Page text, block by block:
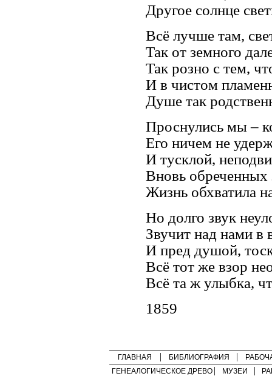
Другое солнце
Всё лучше там,
Так от земного
Так розно с тем,
И в чистом
Душе так
Проснулись мы –
Его ничем не
И тусклой,
Вновь
Жизнь обхватила
Но долго звук
Звучит над нами в
И пред душой,
Всё тот же взор
Всё та ж улыбка,
1859
ГЛАВНАЯ БИБЛИОГРАФИЯ
ГЕНЕАЛОГИЧЕСКОЕ ДРЕВО
МУЗЕИ